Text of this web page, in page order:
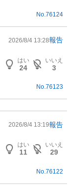
No. 76124
2026/8/4 13:28報告
はい
24
いいえ
3
No.76123
2026/8/4 13:19報告
はい
11
いいえ
29
No. 76122